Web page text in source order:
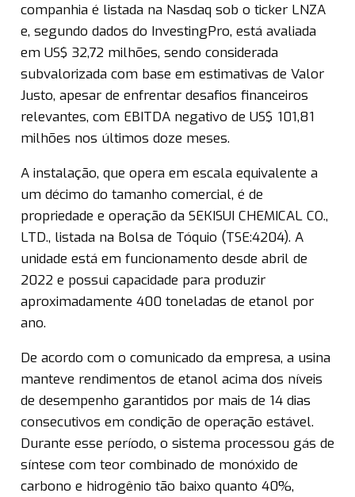
companhia é listada na Nasdaq sob o ticker LNZA
e, segundo dados do InvestingPro, está avaliada
em US$ 32,72 milhões, sendo considerada
subvalorizada com base em estimativas de Valor
Justo, apesar de enfrentar desafios financeiros
relevantes, com EBITDA negativo de US$ 101,81
milhões nos últimos doze meses.
A instalação, que opera em escala equivalente a
um décimo do tamanho comercial, é de
propriedade e operação da SEKISUI CHEMICAL CO.,
LTD., listada na Bolsa de Tóquio (TSE:4204). A
unidade está em funcionamento desde abril de
2022 e possui capacidade para produzir
aproximadamente 400 toneladas de etanol por
ano.
De acordo com o comunicado da empresa, a usina
manteve rendimentos de etanol acima dos níveis
de desempenho garantidos por mais de 14 dias
consecutivos em condição de operação estável.
Durante esse período, o sistema processou gás de
síntese com teor combinado de monóxido de
carbono e hidrogênio tão baixo quanto 40%,